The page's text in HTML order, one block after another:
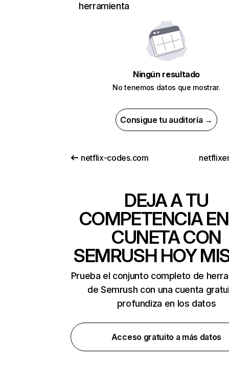
herramienta
Ningún resultado
No tenemos datos que mostrar.
Consigue tu auditoría →
netflix-codes.com
DEJA A TU
COMPETENCIA
CUNETA CON
SEMRUSH HOY
Prueba el conjunto completo de
de Semrush con una cuenta
profundiza en los datos
Acceso gratuito a más datos